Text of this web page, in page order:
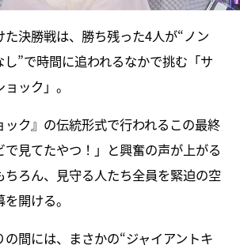
た決勝戦は、勝ち残った4人が“ノン
”で時間に追われるなかで挑む「サ
ック」。
ック』の伝統形式で行われるこの最終
見てたやつ！」と興奮の声が上がる
ちろん、見守る人たち全員を緊迫の空
開ける。
の間には、まさかの“ジャイアントキ